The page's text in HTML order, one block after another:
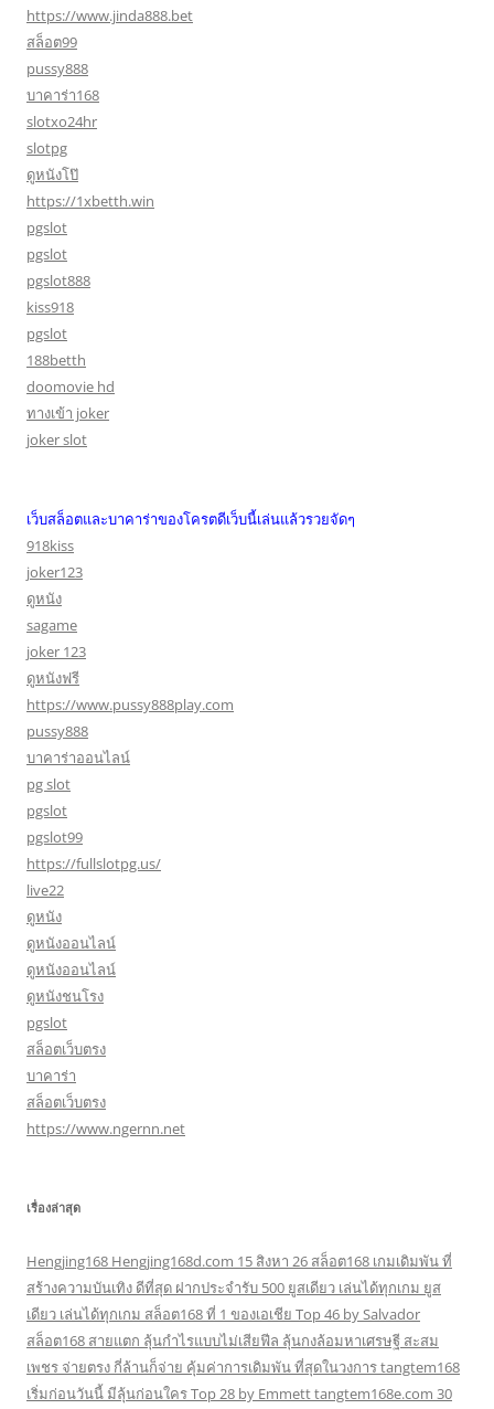
https://www.jinda888.bet
สล็อต99
pussy888
บาคาร่า168
slotxo24hr
slotpg
ดูหนังโป๊
https://1xbetth.win
pgslot
pgslot
pgslot888
kiss918
pgslot
188betth
doomovie hd
ทางเข้า joker
joker slot
เว็บสล็อตและบาคาร่าของโครตดีเว็บนี้เล่นแล้วรวยจัดๆ
918kiss
joker123
ดูหนัง
sagame
joker 123
ดูหนังฟรี
https://www.pussy888play.com
pussy888
บาคาร่าออนไลน์
pg slot
pgslot
pgslot99
https://fullslotpg.us/
live22
ดูหนัง
ดูหนังออนไลน์
ดูหนังออนไลน์
ดูหนังชนโรง
pgslot
สล็อตเว็บตรง
บาคาร่า
สล็อตเว็บตรง
https://www.ngernn.net
เรื่องล่าสุด
Hengjing168 Hengjing168d.com 15 สิงหา 26 สล็อต168 เกมเดิมพัน ที่
สร้างความบันเทิง ดีที่สุด ฝากประจำรับ 500 ยูสเดียว เล่นได้ทุกเกม ยูส
เดียว เล่นได้ทุกเกม สล็อต168 ที่ 1 ของเอเชีย Top 46 by Salvador
สล็อต168 สายแตก ลุ้นกำไรแบบไม่เสียฟีล ลุ้นกงล้อมหาเศรษฐี สะสม
เพชร จ่ายตรง กี่ล้านก็จ่าย คุ้มค่าการเดิมพัน ที่สุดในวงการ tangtem168
เริ่มก่อนวันนี้ มีลุ้นก่อนใคร Top 28 by Emmett tangtem168e.com 30